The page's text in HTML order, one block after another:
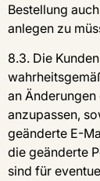
Bestellung
anlegen zu
8.3. Die
an
anzupassen,
geänderte E-
die geänderte
sind für